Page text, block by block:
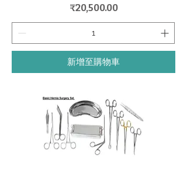
價格
₹20,500.00
新增至購物車